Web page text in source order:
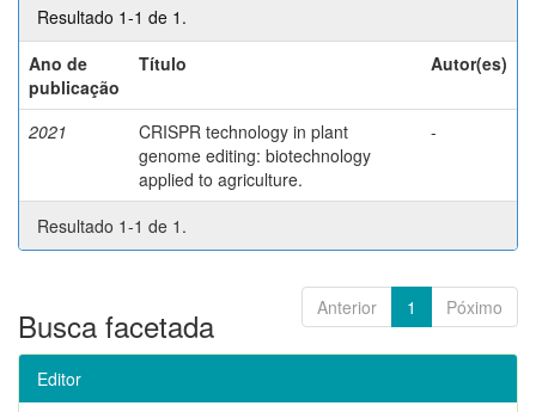
Resultado 1-1 de 1.
Ano de
publicação
Título Autor(es)
2021
CRISPR technology in plant
genome editing: biotechnology
applied to agriculture.
-
Resultado 1-1 de 1.
Anterior 1 Póximo
Busca facetada
Editor